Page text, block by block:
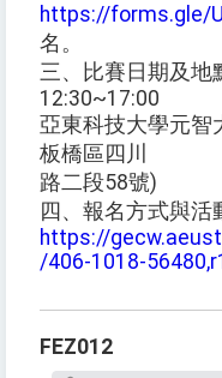
https://forms.gle/
名。
三、比賽日期及地
12:30~17:00
亞東科技大學元智
板橋區四川
路二段58號)
四、報名方式與活
https://
/406-1018-
FEZ012